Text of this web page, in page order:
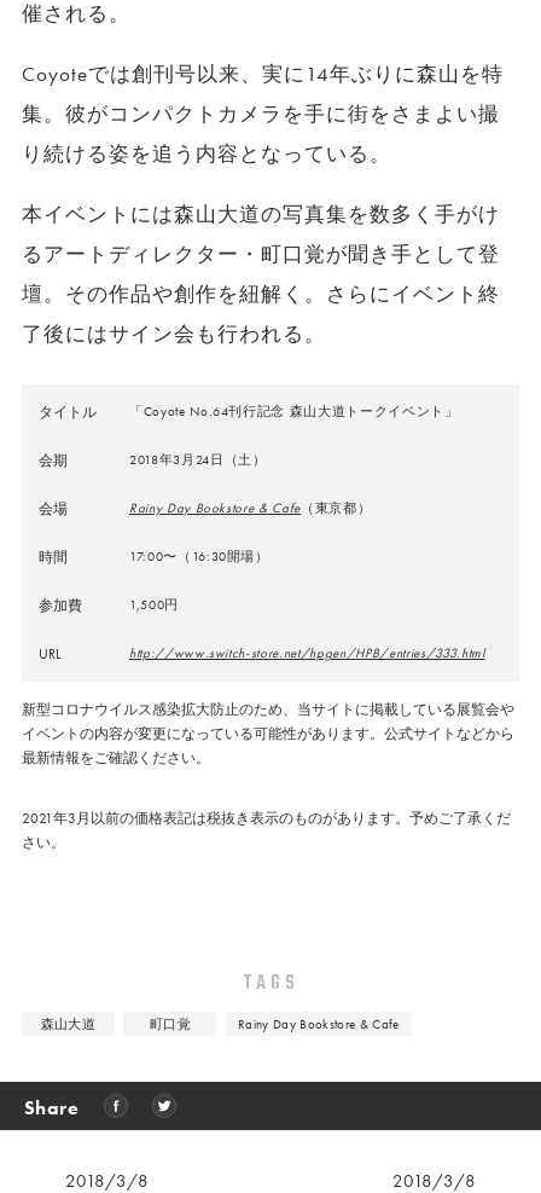
催される。
Coyoteでは創刊号以来、実に 14年ぶりに森山を特
集。彼がコンパクトカメラを手に街をさまよい撮
り続ける姿を追う内容となっている。
本イベントには森山大道の写真集を数多く手がけ
るアートディレクター・町口覚が聞き手として登
壇。その作品や創作を紐解く。さらにイベント終
了後にはサイン会も行われる。
タイトル 「Coyote No.64刊行記念 森山大道トークイベント」
会期 2018年3月24日（土）
会場 Rainy Day Bookstore & Cafe （東京都）
時間 17:00〜（16:30開場）
参加費 1,500円
URL http://www.switch-store.net/hpgen/HPB/entries/333.html
新型コロナウイルス感染拡大防止のため、当サイトに掲載している展覧会や
イベントの内容が変更になっている可能性があります。公式サイトなどから
最新情報をご確認ください。
2021年3月以前の価格表記は税抜き表示のものがあります。予めご了承くだ
さい。
TAGS
森山大道 町口覚 Rainy Day Bookstore & Cafe
Share
2018/3/8
2018/3/8